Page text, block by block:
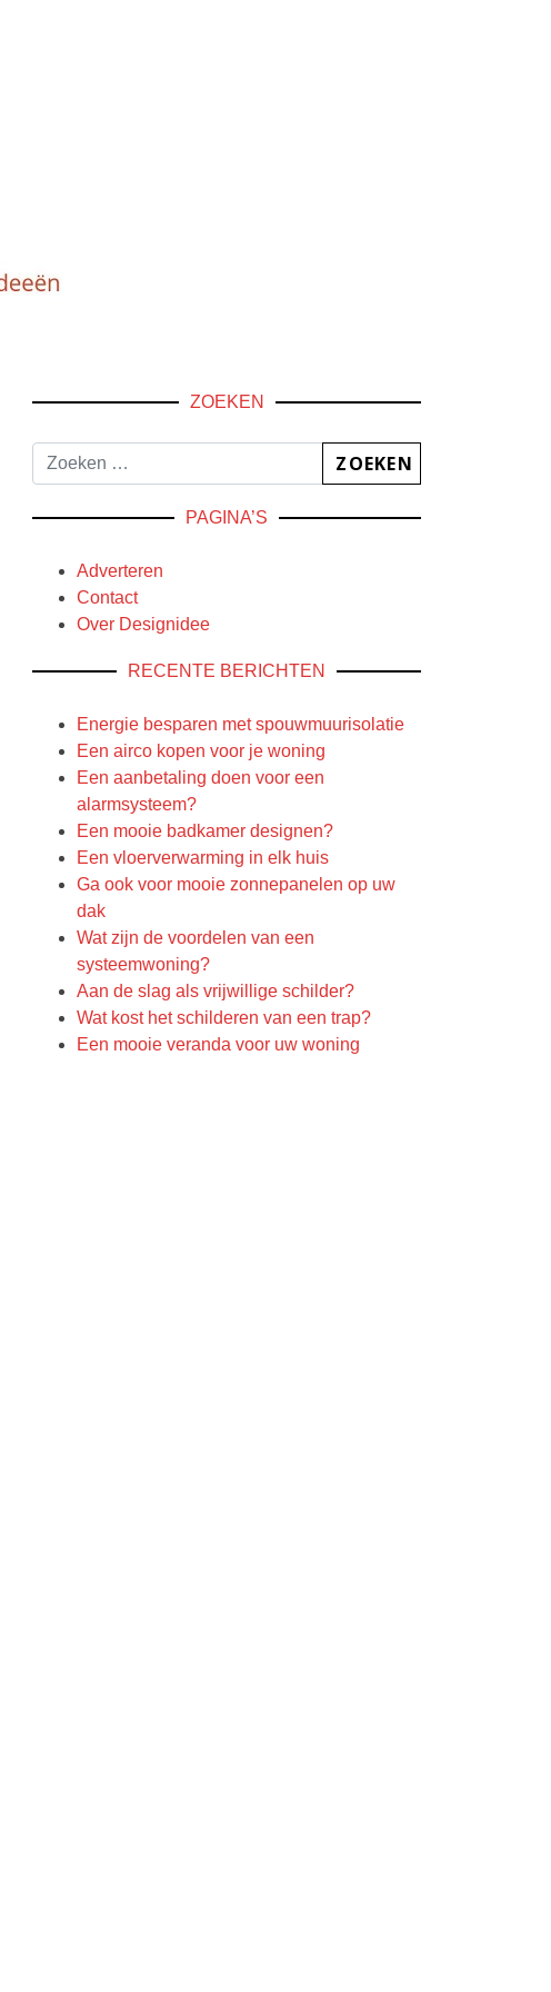
ZOEKEN
PAGINA’S
Adverteren
Contact
Over Designidee
RECENTE BERICHTEN
Energie besparen met spouwmuurisolatie
Een airco kopen voor je woning
Een aanbetaling doen voor een
alarmsysteem?
Een mooie badkamer designen?
Een vloerverwarming in elk huis
Ga ook voor mooie zonnepanelen op uw
dak
Wat zijn de voordelen van een
systeemwoning?
Aan de slag als vrijwillige schilder?
Wat kost het schilderen van een trap?
Een mooie veranda voor uw woning